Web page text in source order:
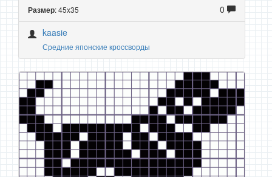
Размер: 45x35
0
kaasie
Средние японские кроссворды